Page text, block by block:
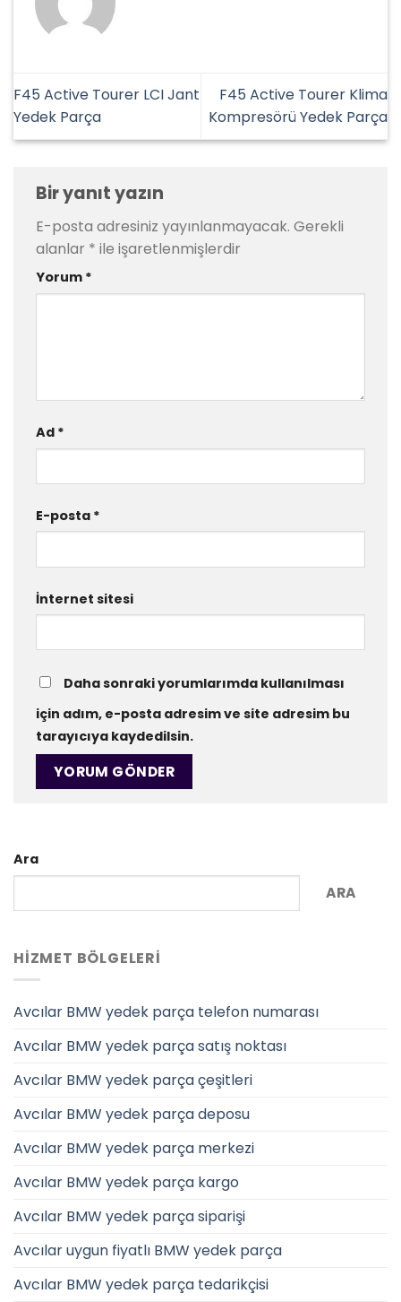
F45 Active Tourer LCI Jant
Yedek Parça
F45 Active Tourer Klima
Kompresörü Yedek Parça
Bir yanıt yazın
E-posta adresiniz yayınlanmayacak. Gerekli
alanlar * ile işaretlenmişlerdir
Yorum *
Ad *
E-posta *
İnternet sitesi
Daha sonraki yorumlarımda kullanılması
için adım, e-posta adresim ve site adresim bu
tarayıcıya kaydedilsin.
Ara
ARA
HIZMET BÖLGELERI
Avcılar BMW yedek parça telefon numarası
Avcılar BMW yedek parça satış noktası
Avcılar BMW yedek parça çeşitleri
Avcılar BMW yedek parça deposu
Avcılar BMW yedek parça merkezi
Avcılar BMW yedek parça kargo
Avcılar BMW yedek parça siparişi
Avcılar uygun fiyatlı BMW yedek parça
Avcılar BMW yedek parça tedarikçisi